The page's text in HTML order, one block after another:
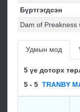
Бүртгэгдсэн
Dam of Preakness
Удмын мод
5 үе доторх
5 - 5 TRANBY